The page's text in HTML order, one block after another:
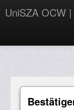
UniSZA OCW